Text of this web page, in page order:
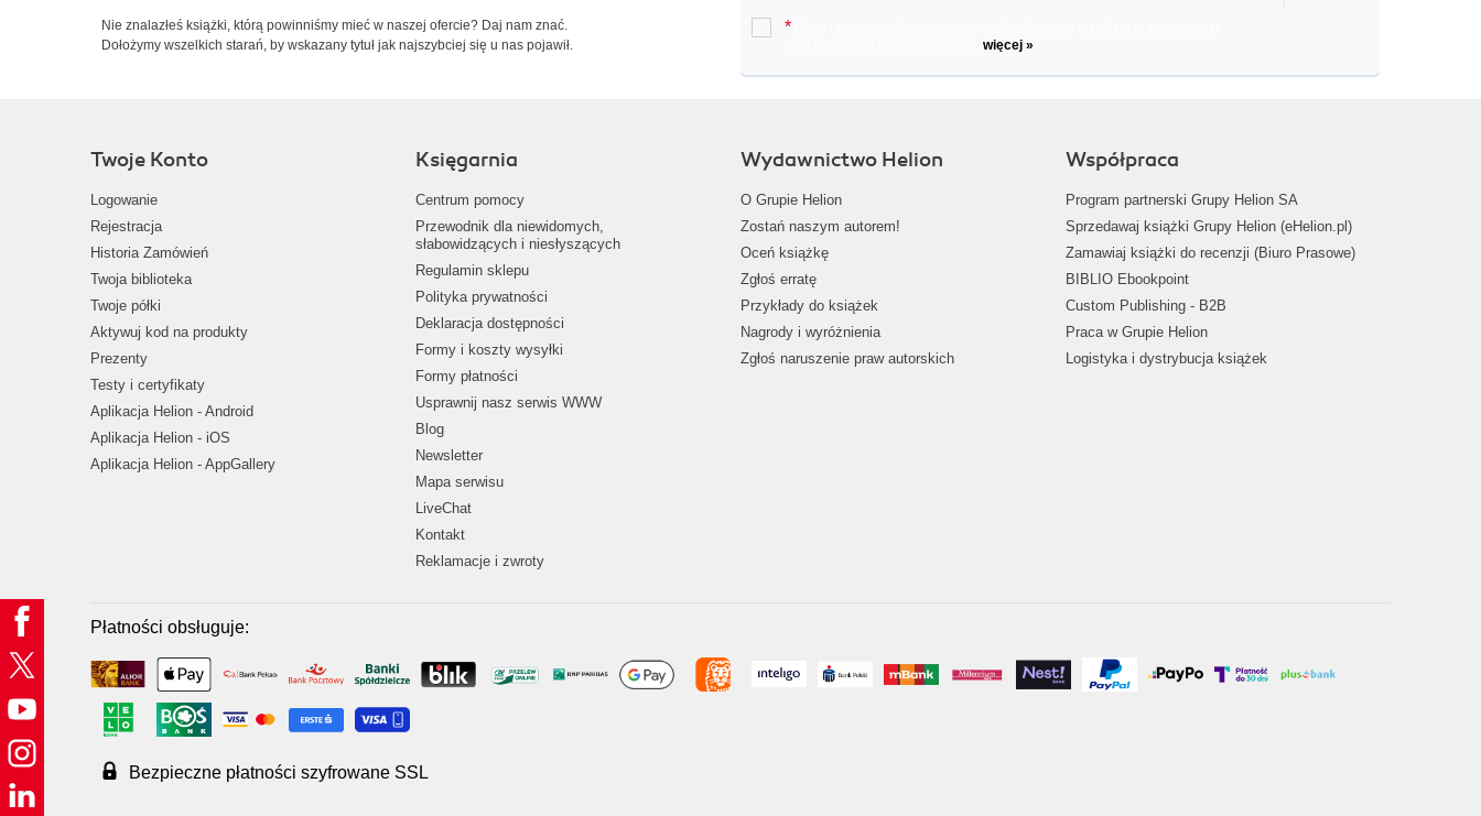
Nie znalazłeś książki, którą powinniśmy mieć w naszej ofercie? Daj nam znać.
Dołożymy wszelkich starań, by wskazany tytuł jak najszybciej się u nas pojawił.
*
więcej »
Twoje Konto
Logowanie
Rejestracja
Historia Zamówień
Twoja biblioteka
Twoje półki
Aktywuj kod na produkty
Prezenty
Testy i certyfikaty
Aplikacja Helion - Android
Aplikacja Helion - iOS
Aplikacja Helion - AppGallery
Księgarnia
Centrum pomocy
Przewodnik dla niewidomych,
słabowidzących i niesłyszących
Regulamin sklepu
Polityka prywatności
Deklaracja dostępności
Formy i koszty wysyłki
Formy płatności
Usprawnij nasz serwis WWW
Blog
Newsletter
Mapa serwisu
LiveChat
Kontakt
Reklamacje i zwroty
Wydawnictwo Helion
O Grupie Helion
Zostań naszym autorem!
Oceń książkę
Zgłoś erratę
Przykłady do książek
Nagrody i wyróżnienia
Zgłoś naruszenie praw autorskich
Współpraca
Program partnerski Grupy Helion SA
Sprzedawaj książki Grupy Helion (eHelion.pl)
Zamawiaj książki do recenzji (Biuro Prasowe)
BIBLIO Ebookpoint
Custom Publishing - B2B
Praca w Grupie Helion
Logistyka i dystrybucja książek
Płatności obsługuje:
Bezpieczne płatności szyfrowane SSL